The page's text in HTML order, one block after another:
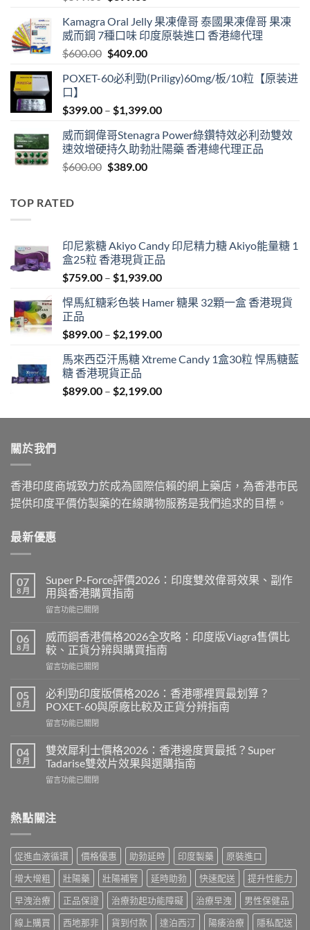
was:
$599.00.
is:
$399.00.
Kamagra Oral Jelly 果凍偉哥 泰國果凍偉哥 果凍
威而鋼 7種口味 印度原裝進口 香港總代理
$600.00 Original
was:
$409.00Current
is:
POXET-60必利勁(Priligy)60mg/板/10粒【原装进
口】
$399.00 – $1,399.00Price
$399.00
through
威而鋼偉哥Stenagra Power綠鑽特效必利劲雙效
速效增硬持久助勃壯陽藥 香港總代理正品
$600.00 Original
$389.00Current
TOP RATED
印尼紫糖 Akiyo Candy 印尼精力糖 Akiyo能量糖 1
盒25粒 香港現貨正品
$759.00 – $1,939.00Price
$759.00
$1,939.00
悍馬紅糖彩色裝 Hamer 糖果 32顆一盒 香港現貨
正品
$899.00 – $2,199.00Price
$899.00
$2,199.00
馬來西亞汗馬糖 Xtreme Candy 1盒30粒 悍馬糖藍
糖 香港現貨正品
$899.00 – $2,199.00Price
$899.00
關於我們
香港印度商城致力於成為國際信賴的網上藥店，為香港市民
提供印度平價仿製藥的在線購物服務是我們追求的目標。
最新優惠
07
8 月
Super P-Force評價2026：印度雙效偉哥效果、副作
用與香港購買指南
在
P-
Force
評
價
印
度
效
哥
效
副
與
購
買
指
南〉
中
留言功能已關閉
06
8 月
威而鋼香港價格2026全攻略：印度版Viagra售價比
較、正貨分辨與購買指南
在
而
鋼
香
港
格
2026
攻
度
售
價
比
較、
正
貨
分
留言功能已關閉
05
8 月
必利勁印度版價格2026：香港哪裡買最划算？
POXET-60與原廠比較及正貨分辨指南
在
利
勁
印
度
格
港
哪
裡
買
最
划
算？
留言功能已關閉
04
8 月
雙效犀利士價格2026：香港邊度買最抵？Super
Tadarise雙效片效果與選購指南
在
犀
利
價
格
2026：
香
港
邊
度
留言功能已關閉
熱點關注
促進血液循環 價格優惠 助勃延時 印度製藥
原裝進口
增大增粗
壯陽藥 壯陽補腎 延時助勃 快速配送
提升性能力
早洩治療
正品保證 治療勃起功能障礙 治療早洩
男性保健品
線上購買
西地那非 貨到付款 達泊西汀 陽痿治療 隱私配送